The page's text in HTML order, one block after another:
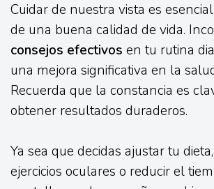
Cuidar de nuestra vista es
de una buena calidad de vida.
consejos efectivos en tu rutina
una mejora significativa en la
Recuerda que la constancia es
obtener resultados duraderos.
Ya sea que decidas ajustar tu
ejercicios oculares o reducir el